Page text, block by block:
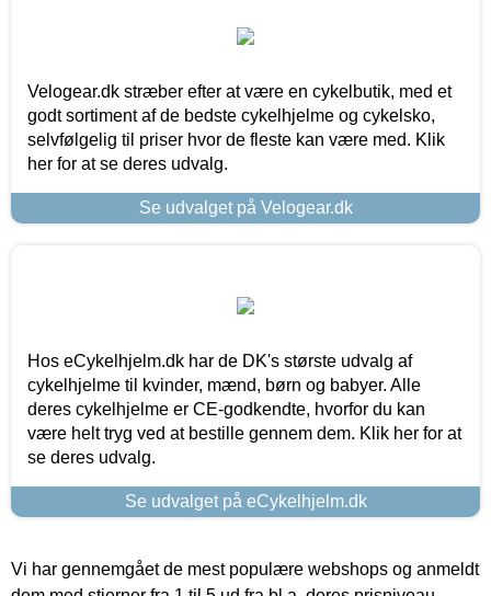
Velogear.dk stræber efter at være en cykelbutik, med et
godt sortiment af de bedste cykelhjelme og cykelsko,
selvfølgelig til priser hvor de fleste kan være med. Klik
her for at se deres udvalg.
Se udvalget på Velogear.dk
Hos eCykelhjelm.dk har de DK's største udvalg af
cykelhjelme til kvinder, mænd, børn og babyer. Alle
deres cykelhjelme er CE-godkendte, hvorfor du kan
være helt tryg ved at bestille gennem dem. Klik her for at
se deres udvalg.
Se udvalget på eCykelhjelm.dk
Vi har gennemgået de mest populære webshops og anmeldt